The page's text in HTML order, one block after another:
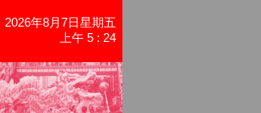
2026年8月7日星期五
上午 5 : 24